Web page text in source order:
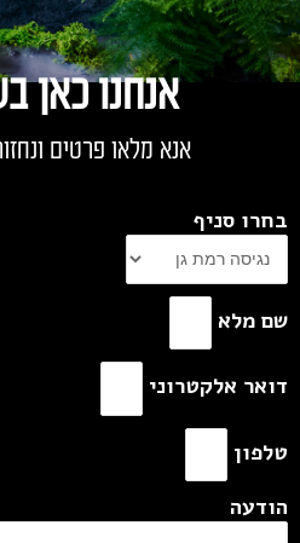
אנחנו כאן
אנא מלאו פרטים
בחרו סניף
שם מלא
דואר אלקטרוני
טלפון
הודעה